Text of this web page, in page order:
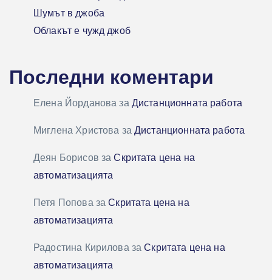
Шумът в джоба
Облакът е чужд джоб
Последни коментари
Елена ЙордановазаДистанционната работа
Миглена Христова заДистанционната работа
Деян Борисов заСкритата цена на
автоматизацията
Петя ПоповазаСкритата цена на
автоматизацията
Радостина КириловазаСкритата цена на
автоматизацията